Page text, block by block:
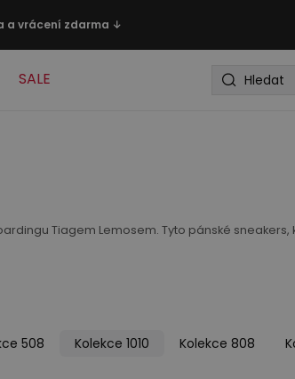
a vrácení zdarma ↓
SALE
Tiagem Lemosem. Tyto pánské
508 Kolekce 1010 Kolekce 808